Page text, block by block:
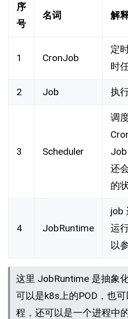
序
号
名词 解
1 CronJob
定
时
2 Job 执
3 Scheduler
调
还
的
4 JobRuntime
job
运
以
这里 JobRuntime 是抽象
可以是k8s上的POD，也
程，还可以是一个进程中